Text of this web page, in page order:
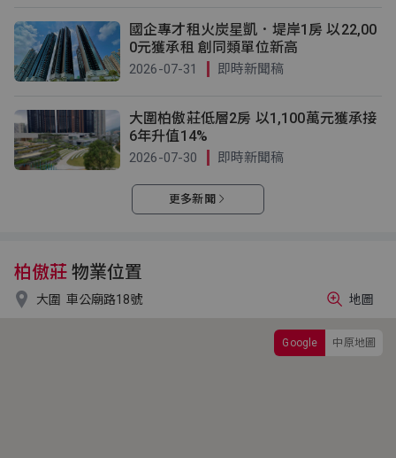
國企專才租火炭星凱．堤岸1房 以22,00
0元獲承租 創同類單位新高
2026-07-31 即時新聞稿
大圍柏傲莊低層2房 以1,100萬元獲承接
6年升值14%
2026-07-30 即時新聞稿
更多新聞
柏傲莊 物業位置
 大圍 車公廟路18號
Google 中原地圖
地圖